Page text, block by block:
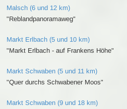
Malsch (6 und 12 km)
"Reblandpanoramaweg"
Markt Erlbach (5 und 10 km)
"Markt Erlbach - auf Frankens Höhe"
Markt Schwaben (5 und 11 km)
"Quer durchs Schwabener Moos"
Markt Schwaben (9 und 18 km)